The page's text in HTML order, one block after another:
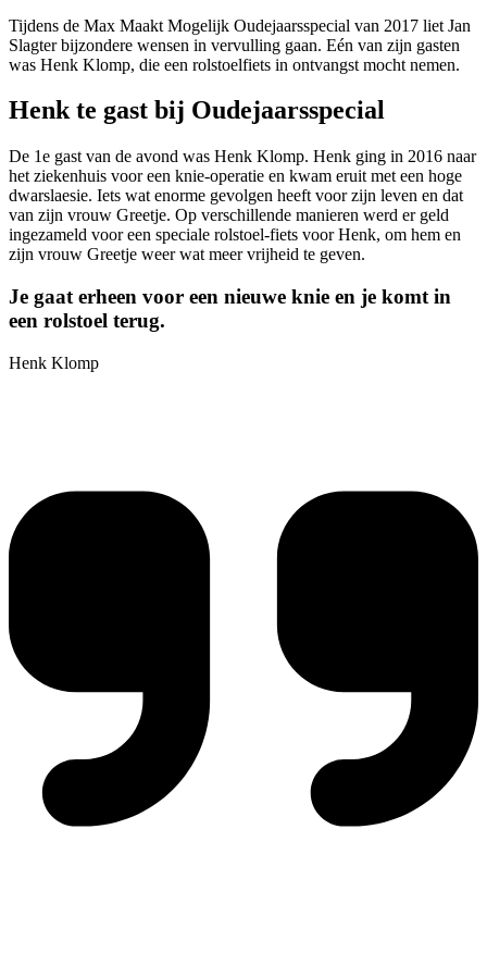
Tijdens de Max Maakt Mogelijk Oudejaarsspecial van 2017 liet Jan
Slagter bijzondere wensen in vervulling gaan. Eén van zijn gasten
was Henk Klomp, die een rolstoelfiets in ontvangst mocht nemen.
Henk te gast bij Oudejaarsspecial
De 1e gast van de avond was Henk Klomp. Henk ging in 2016 naar
het ziekenhuis voor een knie-operatie en kwam eruit met een hoge
dwarslaesie. Iets wat enorme gevolgen heeft voor zijn leven en dat
van zijn vrouw Greetje. Op verschillende manieren werd er geld
ingezameld voor een speciale rolstoel-fiets voor Henk, om hem en
zijn vrouw Greetje weer wat meer vrijheid te geven.
Je gaat erheen voor een nieuwe knie en je komt in
een rolstoel terug.
Henk Klomp